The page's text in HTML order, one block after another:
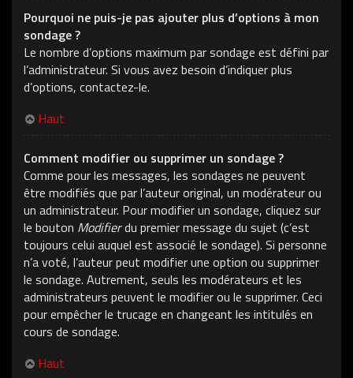
Pourquoi ne puis-je pas ajouter plus d’options à mon
sondage ?
Le nombre d’options maximum par sondage est défini par
l’administrateur. Si vous avez besoin d’indiquer plus
d’options, contactez-le.
Haut
Comment modifier ou supprimer un sondage ?
Comme pour les messages, les sondages ne peuvent
être modifiés que par l’auteur original, un modérateur ou
un administrateur. Pour modifier un sondage, cliquez sur
le bouton Modifierdu premier message du sujet (c’est
toujours celui auquel est associé le sondage). Si personne
n’a voté, l’auteur peut modifier une option ou supprimer
le sondage. Autrement, seuls les modérateurs et les
administrateurs peuvent le modifier ou le supprimer. Ceci
pour empêcher le trucage en changeant les intitulés en
cours de sondage.
Haut